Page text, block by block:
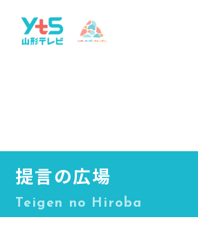
提言の広場
Teigen no Hiroba